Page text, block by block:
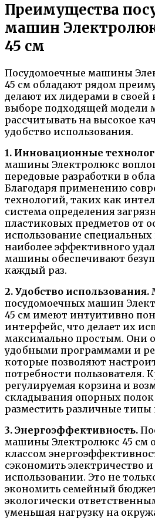
Преимущества
машин
45 см
Посудомоечные машины
45 см обладают рядом
делают их лидерами в своей
выборе подходящей модели
рассчитывать на высокое
удобство использования.
1. Инновационные
машины Электролюкс
передовые разработки в
Благодаря применению
технологий, таких как
система определения
пластиковых предметов от
использование
наиболее эффективного
машины обеспечивают
каждый раз.
2. Удобство использования.
посудомоечных машин
45 см имеют интуитивно
интерфейс, что делает их
максимально простым. Они
удобными программами и
которые позволяют
потребности пользователя.
регулируемая корзина и
складывания опорных
разместить различные
3. Энергоэффективность.
машины Электролюкс 45 см
классом
сэкономить электричество
использовании. Это не
экономить семейный
экологически
уменьшая нагрузку на